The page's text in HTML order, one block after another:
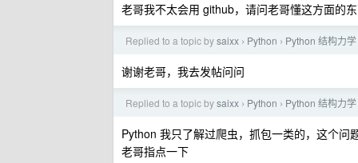
老哥我不太会用 github，请问老哥懂这方面的
Replied to a topic bysaixx › Python › Python 结构力
谢谢老哥，我去发帖问问
Replied to a topic bysaixx › Python › Python 结构力
Python 我只了解过爬虫，抓包一类的，这个
老哥指点一下